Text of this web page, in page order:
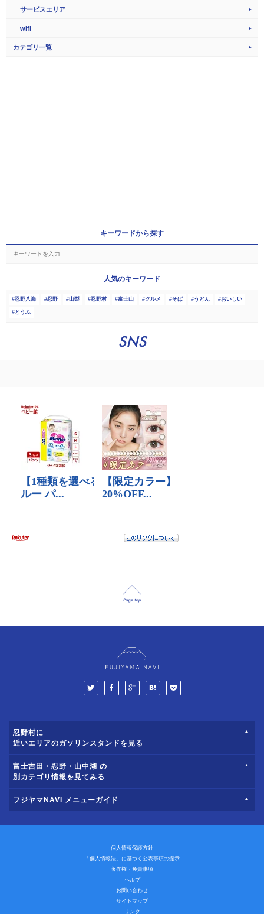
サービスエリア
wifi
カテゴリ一覧
キーワードから探す
人気のキーワード
忍野八海 忍野 山梨 忍野村 富士山 グルメ そば うどん おいしい
とうふ
SNS
忍野村に
近いエリアのガソリンスタンドを見る
富士吉田・忍野・山中湖 の
別カテゴリ情報を見てみる
フジヤマNAVI メニューガイド
個人情報保護方針
「個人情報法」に基づく公表事項の提示
著作権・免責事項
ヘルプ
お問い合わせ
サイトマップ
リンク